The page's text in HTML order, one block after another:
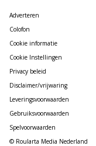
Adverteren
Colofon
Cookie informatie
Cookie Instellingen
Privacy beleid
Disclaimer/vrijwaring
Leveringsvoorwaarden
Gebruiksvoorwaarden
Spelvoorwaarden
© Roularta Media Nederland